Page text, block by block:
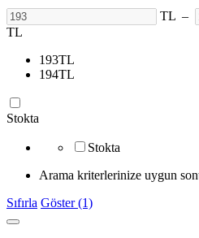
TL –
TL
193TL
194TL
Stokta
Stokta
Arama kriterlerinize uygun
Sıfırla Göster (1)